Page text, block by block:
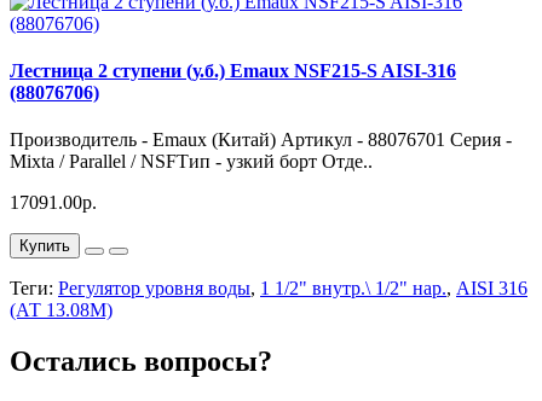
Лестница 2 ступени (у.б.) Emaux NSF215-S AISI-316
(88076706)
Производитель - Emaux (Китай) Артикул - 88076701 Серия -
Mixta / Parallel / NSFТип - узкий борт Отде..
17091.00р.
Купить
Теги: Регулятор уровня воды, 1 1/2" внутр.\ 1/2" нар., AISI 316
(АТ 13.08M)
Остались вопросы?